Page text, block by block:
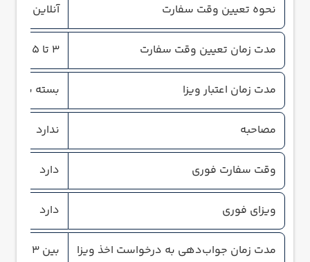
نحوه تعیین وقت سفارت آنلاین و
مدت زمان تعیین وقت سفارت 3 تا 5 روز کاری
مدت زمان اعتبار ویزا بسته به نوع ویزا 30
مصاحبه ندارد
وقت سفارت فوری دارد
ویزای فوری دارد
مدت زمان جواب‌دهی به درخواست اخذ ویزا بین 3 تا 20 روز کاری